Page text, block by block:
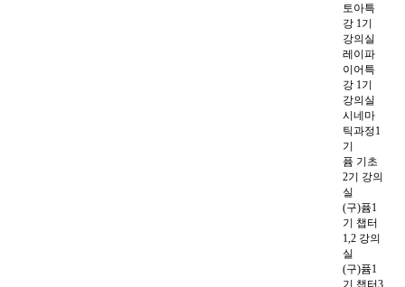
토아특
강 1기
강의실
레이파
이어특
강 1기
강의실
시네마
틱과정1
기
퓸 기초
2기 강의
실
(구)퓸1
기 챕터
1,2 강의
실
(구)퓸1
기 챕터3